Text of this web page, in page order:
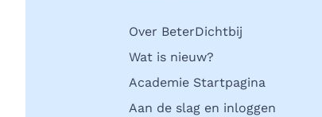
Over BeterDichtbij
Wat is nieuw?
Academie Startpagina
Aan de slag en inloggen